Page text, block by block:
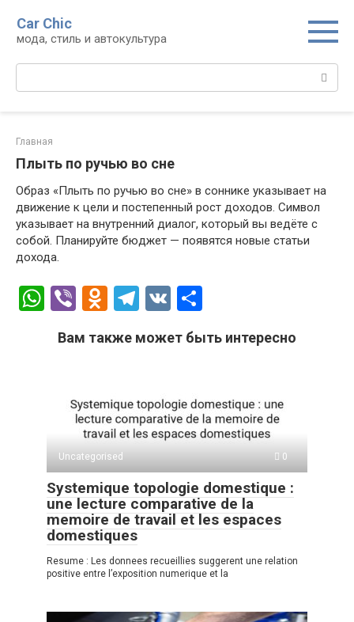
контенту
Car Chic
мода, стиль и автокультура
Поиск:
Главная
Плыть по ручью во сне
Образ «Плыть по ручью во сне» в соннике указывает на
движение к цели и постепенный рост доходов. Символ
указывает на внутренний диалог, который вы ведёте с
собой. Планируйте бюджет — появятся новые статьи
дохода.
W
at
p
Vi
er
O
n
kl
a
ss
ni
ki
T
e
a
m
V
п
а
в
и
ть
Вам также может быть интересно
Uncategorised 0
Systemique topologie domestique :
une lecture comparative de la
memoire de travail et les espaces
domestiques
Resume : Les donnees recueillies suggerent une relation
positive entre l’exposition numerique et la